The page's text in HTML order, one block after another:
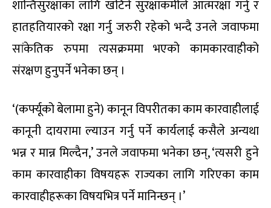
शान्तिसुरक्षाका लागि खटिने सुरक्षाकर्मीले आत्मरक्षा गर्नु र
हातहतियारको रक्षा गर्नु जरुरी रहेको भन्दै उनले जवाफमा
सांकेतिक रुपमा त्यसक्रममा भएको कामकारवाहीको
संरक्षण हुनुपर्ने भनेका छन् ।
‘(कर्फ्यूको बेलामा हुने) कानून विपरीतका काम कारवाहीलाई
कानूनी दायरामा ल्याउन गर्नु पर्ने कार्यलाई कसैले अन्यथा
भन्न र मान्न मिल्दैन,’ उनले जवाफमा भनेका छन्, ‘त्यसरी हुने
काम कारवाहीका विषयहरू राज्यका लागि गरिएका काम
कारवाहीहरूका विषयभित्र पर्ने मानिन्छन् ।’